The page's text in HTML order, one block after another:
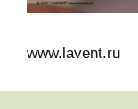
www.lavent.ru